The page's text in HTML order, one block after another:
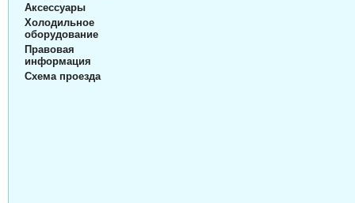
Аксессуары
Холодильное
оборудование
Правовая
информация
Схема проезда